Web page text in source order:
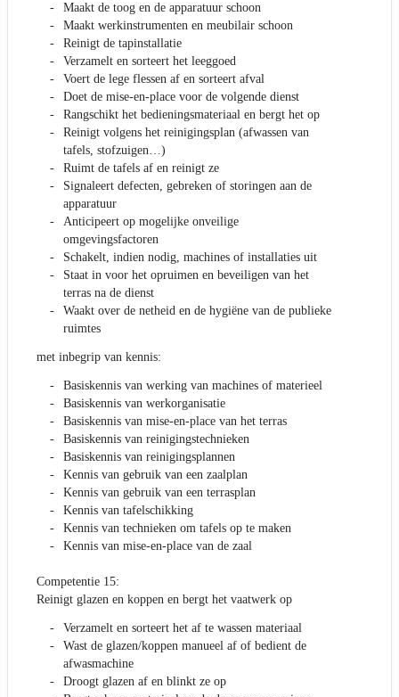
Maakt de toog en de apparatuur schoon
Maakt werkinstrumenten en meubilair schoon
Reinigt de tapinstallatie
Verzamelt en sorteert het leeggoed
Voert de lege flessen af en sorteert afval
Doet de mise-en-place voor de volgende dienst
Rangschikt het bedieningsmateriaal en bergt het op
Reinigt volgens het reinigingsplan (afwassen van
tafels, stofzuigen…)
Ruimt de tafels af en reinigt ze
Signaleert defecten, gebreken of storingen aan de
apparatuur
Anticipeert op mogelijke onveilige
omgevingsfactoren
Schakelt, indien nodig, machines of installaties uit
Staat in voor het opruimen en beveiligen van het
terras na de dienst
Waakt over de netheid en de hygiëne van de publieke
ruimtes
met inbegrip van kennis:
Basiskennis van werking van machines of materieel
Basiskennis van werkorganisatie
Basiskennis van mise-en-place van het terras
Basiskennis van reinigingstechnieken
Basiskennis van reinigingsplannen
Kennis van gebruik van een zaalplan
Kennis van gebruik van een terrasplan
Kennis van tafelschikking
Kennis van technieken om tafels op te maken
Kennis van mise-en-place van de zaal
Competentie 15:
Reinigt glazen en koppen en bergt het vaatwerk op
Verzamelt en sorteert het af te wassen materiaal
Wast de glazen/koppen manueel af of bedient de
afwasmachine
Droogt glazen af en blinkt ze op